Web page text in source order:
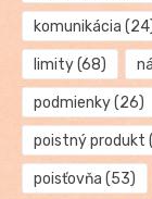
komunikácia
limity(68)
podmienky(26)
poistný produkt
poisťovňa (53)